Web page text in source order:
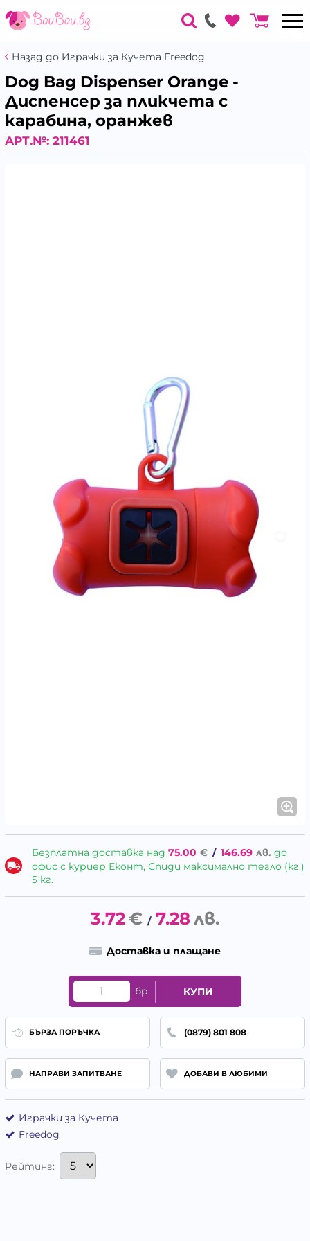
Назад до Играчки за Кучета Freedog
Dog Bag Dispenser Orange -
Диспенсер за пликчета с
карабина, оранжев
АРТ.№: 211461
Безплатна доставка над 75.00 € / 146.69 лв. до
офис с куриер Еконт, Спиди максимално тегло (кг.)
5 кг.
3.72€ / 7.28лв.
Доставка и плащане
бр. КУПИ
БЪРЗА ПОРЪЧКА (0879) 801 808
НАПРАВИ ЗАПИТВАНЕ ДОБАВИ В ЛЮБИМИ
Играчки за Кучета
Freedog
Рейтинг: